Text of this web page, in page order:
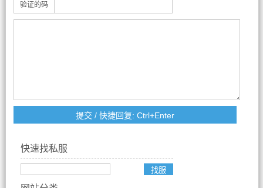
验证的码
快速找私服